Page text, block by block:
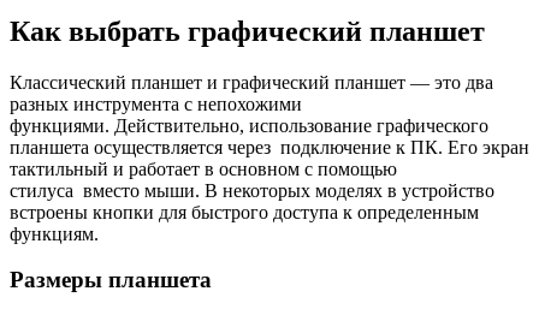
Как выбрать графический планшет
Классический планшет и графический планшет — это два
разных инструмента с непохожими
функциями. Действительно, использование графического
планшета осуществляется через подключение к ПК. Его экран
тактильный и работает в основном с помощью
стилуса вместо мыши. В некоторых моделях в устройство
встроены кнопки для быстрого доступа к определенным
функциям.
Размеры планшета